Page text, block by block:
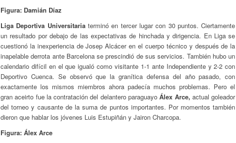
Figura: Damián Díaz
Liga Deportiva Universitariaterminó en tercer lugar con 30 puntos. Ciertamente
un resultado por debajo de las expectativas de hinchada y dirigencia. En Liga se
cuestionó la inexperiencia de Josep Alcácer en el cuerpo técnico y después de la
inapelable derrota ante Barcelona se prescindió de sus servicios. También hubo un
calendario difícil en el que igualó como visitante 1-1 ante Independiente y 2-2 con
Deportivo Cuenca. Se observó que la granítica defensa del año pasado, con
exactamente los mismos miembros ahora padecía muchos problemas. Pero el
gran aceirto fue la contratación del delantero paraguayoÁlex Arce, actual goleador
del torneo y causante de la suma de puntos importantes. Por momentos también
dieron que hablar los jóvenes Luis Estupiñán y Jairon Charcopa.
Figura: Álex Arce